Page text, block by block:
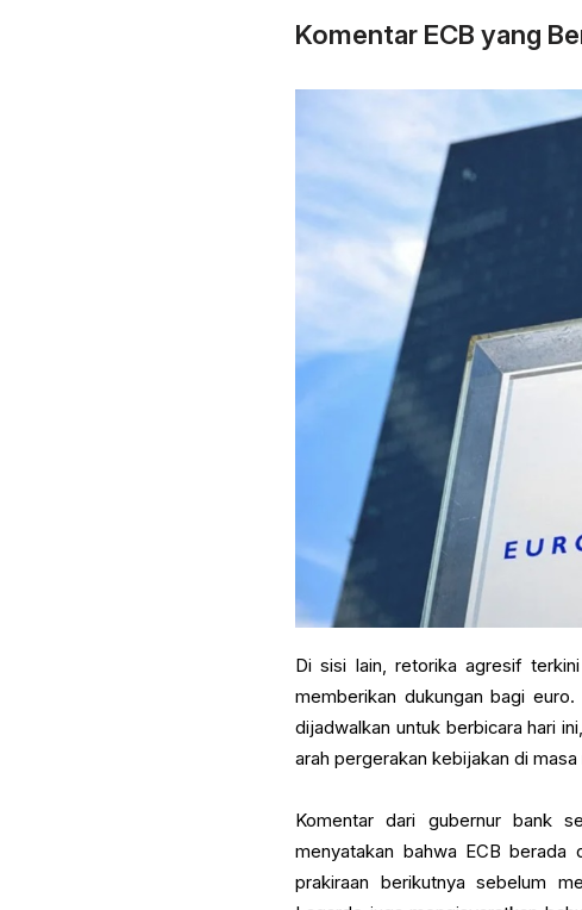
Komentar ECB yang
Di sisi lain, retorika agresif
memberikan dukungan bagi
dijadwalkan untuk berbicara hari
arah pergerakan kebijakan di
Komentar dari gubernur bank
menyatakan bahwa ECB
prakiraan berikutnya sebelum